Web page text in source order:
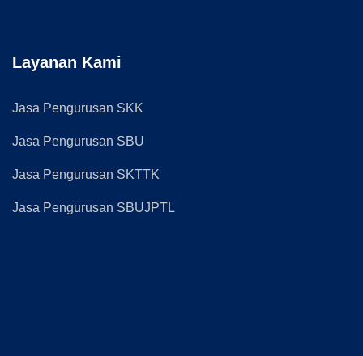
Layanan Kami
Jasa Pengurusan SKK
Jasa Pengurusan SBU
Jasa Pengurusan SKTTK
Jasa Pengurusan SBUJPTL